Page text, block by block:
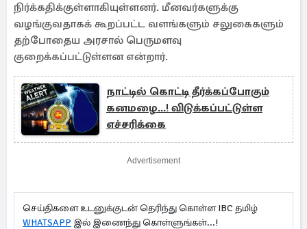
நிர்க்கதிக்குள்ளாகியுள்ளனர். மீனவர்களுக்கு
வழங்குவதாகக் கூறப்பட்ட வளங்களும் சலுகைகளும்
தற்போதைய அரசால் பெருமளவு
குறைக்கப்பட்டுள்ளன என்றார்.
நாட்டில் கொட்டி தீர்க்கப்போகும்
கனமழை...! விடுக்கப்பட்டுள்ள
எச்சரிக்கை
Advertisement
செய்திகளை உடனுக்குடன் தெரிந்து கொள்ள IBC தமிழ்
WHATSAPP இல் இணைந்து கொள்ளுங்கள்...!